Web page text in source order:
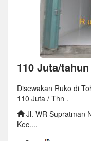
110 Juta/
Disewakan Ruko di
110 Juta / Thn .
Jl. WR Supratman
Kec....